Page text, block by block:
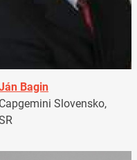
Bagin
Capgemini Slovensko,